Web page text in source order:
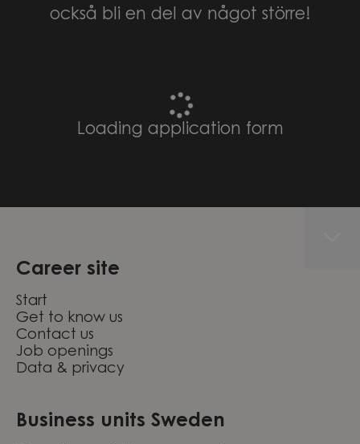
också bli en del av något större!
Loading application form
Career site
Start
Get to know us
Contact us
Job openings
Data & privacy
Business units Sweden